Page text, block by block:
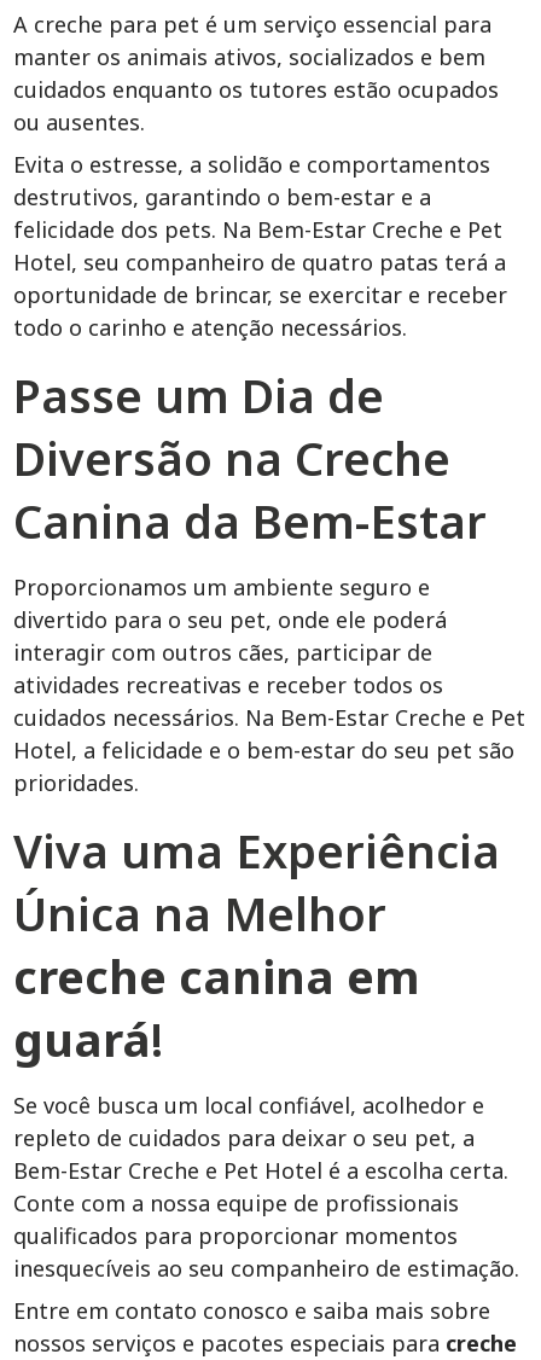
A creche para pet é um serviço essencial para
manter os animais ativos, socializados e bem
cuidados enquanto os tutores estão ocupados
ou ausentes.
Evita o estresse, a solidão e comportamentos
destrutivos, garantindo o bem-estar e a
felicidade dos pets. Na Bem-Estar Creche e Pet
Hotel, seu companheiro de quatro patas terá a
oportunidade de brincar, se exercitar e receber
todo o carinho e atenção necessários.
Passe um Dia de
Diversão na Creche
Canina da Bem-Estar
Proporcionamos um ambiente seguro e
divertido para o seu pet, onde ele poderá
interagir com outros cães, participar de
atividades recreativas e receber todos os
cuidados necessários. Na Bem-Estar Creche e Pet
Hotel, a felicidade e o bem-estar do seu pet são
prioridades.
Viva uma Experiência
Única na Melhor
creche canina em
guará!
Se você busca um local confiável, acolhedor e
repleto de cuidados para deixar o seu pet, a
Bem-Estar Creche e Pet Hotel é a escolha certa.
Conte com a nossa equipe de profissionais
qualificados para proporcionar momentos
inesquecíveis ao seu companheiro de estimação.
Entre em contato conosco e saiba mais sobre
nossos serviços e pacotes especiais para creche